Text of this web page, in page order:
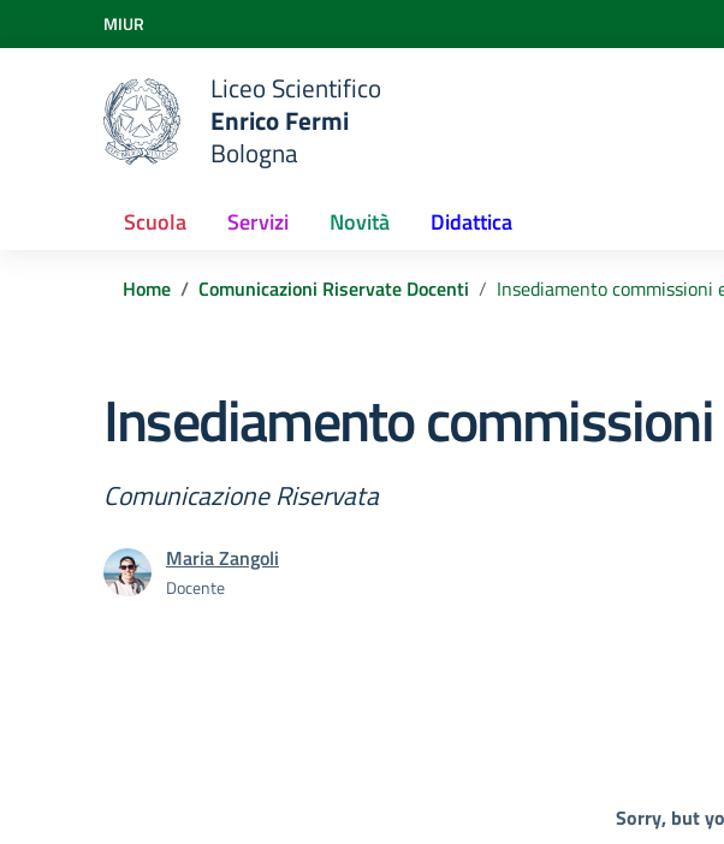
Vai ai contenuti
Vai al menu di navigazione
Vai al footer
MIUR
Liceo Scientifico
Enrico Fermi
Bologna
Scuola Servizi Novità Didattica
Home Comunicazioni Riservate Docenti Insediamento commissioni
Insediamento
Comunicazione Riservata
Maria Zangoli
Docente
Sorry, but